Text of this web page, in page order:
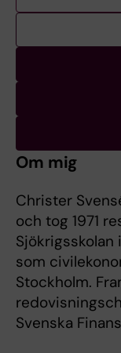
Om mig
Christer
och tog 1971
Sjökrigsskolan
som
Stockholm.
Svenska